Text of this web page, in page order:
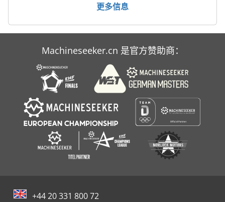
更多信息
Machineseeker.cn 是官方赞助商：
+44 20 331 800 72